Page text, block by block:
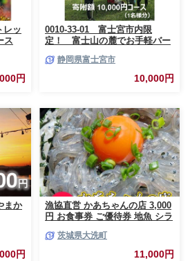
レッ
ス
円
0010-33-01 富士宮市内限
定！ 富士山の麓でお手軽バー
（BBQ1人前）
静岡県富士宮市
10,000円
まか
円
漁協直営 かあちゃんの店 3,000
円 お食事券 ご優待券 地魚 シラ
茨城県大洗町
11,000円